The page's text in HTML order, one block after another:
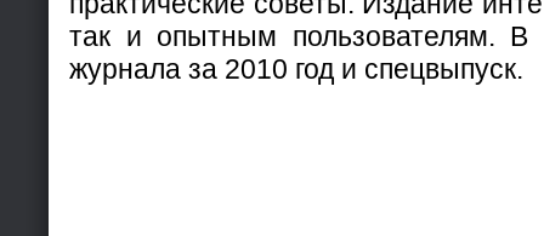
так и опытным пользователям.
журнала за 2010 год и спецвыпуск.